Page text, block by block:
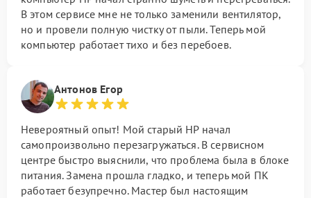
В этом сервисе мне не только заменили вентилятор,
но и провели полную чистку от пыли. Теперь мой
компьютер работает тихо и без перебоев.
Антонов Егор
Невероятный опыт! Мой старый HP начал
самопроизвольно перезагружаться. В сервисном
центре быстро выяснили, что проблема была в блоке
питания. Замена прошла гладко, и теперь мой ПК
работает безупречно. Мастер был настоящим